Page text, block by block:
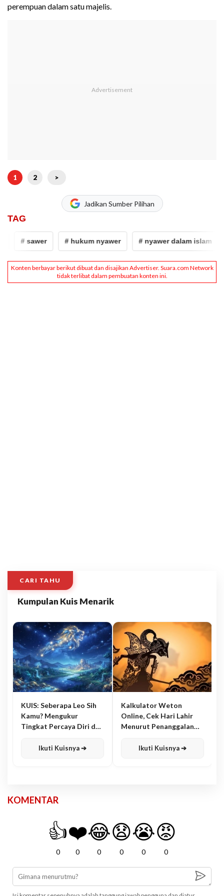
perempuan dalam satu majelis.
1 2 >
Jadikan Sumber Pilihan
TAG
# sawer # hukum nyawer # nyawer dalam islam
CARI TAHU
Kumpulan Kuis Menarik
KUIS: Seberapa Leo Sih
Kamu? Mengukur
Tingkat Percaya Diri dan
Ikuti Kuisnya ➔
Kalkulator Weton
Online, Cek Hari Lahir
Menurut Penanggalan
Ikuti Kuisnya ➔
KOMENTAR
👍
0
❤️
0
😂
0
😧
0
😭
0
😡
0